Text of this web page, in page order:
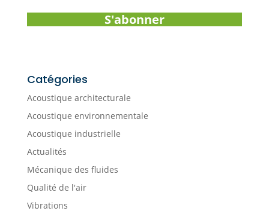
S'abonner
Catégories
Acoustique architecturale
Acoustique environnementale
Acoustique industrielle
Actualités
Mécanique des fluides
Qualité de l'air
Vibrations